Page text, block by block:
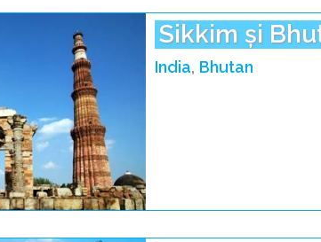
Sikkim și
India Bhutan